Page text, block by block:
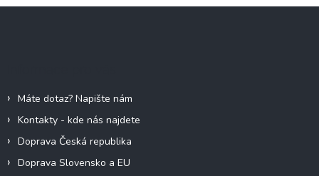
Máte dotaz? Napište nám
Kontakty - kde nás najdete
Doprava Česká republika
Doprava Slovensko a EU